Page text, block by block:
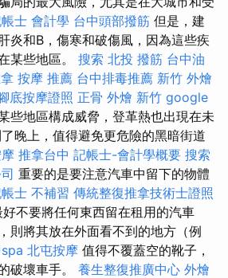
士 會計學 台中頭部撥筋 但是，建
炎和B，傷寒和破傷風，因為這些疾
某些地區。 搜索 北投 撥筋 台中油
按摩 推薦 台中排毒推薦 新竹 外燴
底按摩證照 正骨 外燴 新竹 google
些地區構成威脅，登革熱也出現在未
晚上，值得避免更危險的黑暗街道
推拿台中 記帳士-會計學概要 搜索
重要的是要注意汽車中留下的物體
士 不補習 傳統整復推拿技術士證照
好不要將任何東西留在租用的汽車
則將其放在外面看不到的地方（例
北屯按摩 值得不覆蓋空的靴子，
破壞車手。 養生整復推廣中心 外燴